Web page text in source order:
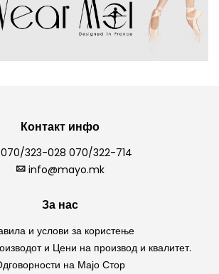
Контакт инфо
070/323-028 070/322-714
info@mayo.mk
За нас
и услови за користење
и Цени на производ и квалитет.
на Мајо Стор